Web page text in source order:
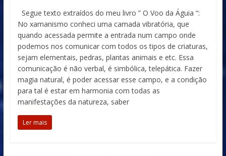
Segue texto extraídos do meu livro ” O Voo da Águia “:
No xamanismo conheci uma camada vibratória, que
quando acessada permite a entrada num campo onde
podemos nos comunicar com todos os tipos de criaturas,
sejam elementais, pedras, plantas animais e etc. Essa
comunicação é não verbal, é simbólica, telepática. Fazer
magia natural, é poder acessar esse campo, e a condição
para tal é estar em harmonia com todas as
manifestações da natureza, saber
Ler mais